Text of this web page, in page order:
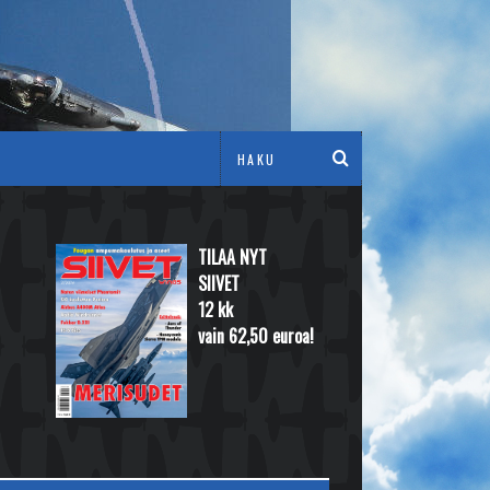
TILAA NYT
SIIVET
12 kk
vain 62,50 euroa!